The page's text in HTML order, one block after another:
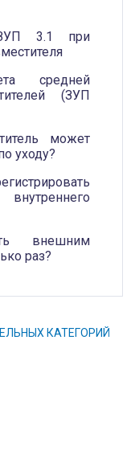
КАТЕГОРИЙ
3.1 при
средней
(ЗУП
может
уходу?
внешним
раз?